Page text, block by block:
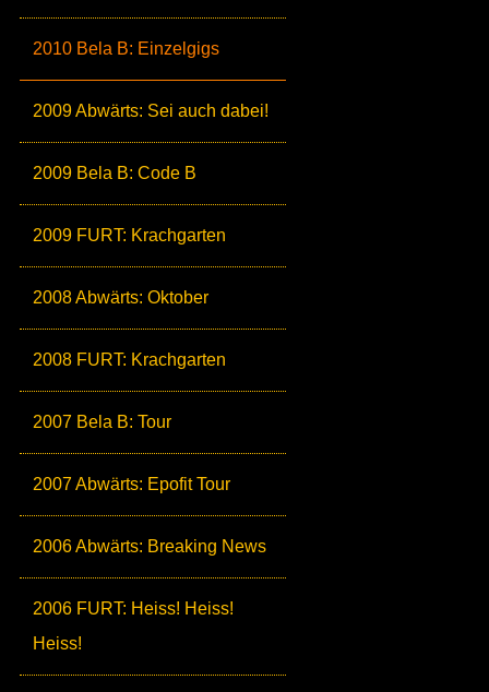
2010 Bela B: Einzelgigs
2009 Abwärts: Sei auch dabei!
2009 Bela B: Code B
2009 FURT: Krachgarten
2008 Abwärts: Oktober
2008 FURT: Krachgarten
2007 Bela B: Tour
2007 Abwärts: Epofit Tour
2006 Abwärts: Breaking News
2006 FURT: Heiss! Heiss!
Heiss!